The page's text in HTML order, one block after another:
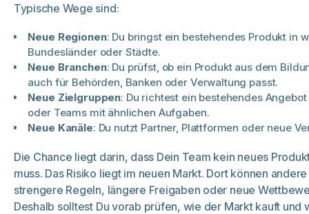
Typische Wege sind:
Neue Regionen: Du bringst ein bestehendes Produkt in
Bundesländer oder Städte.
Neue Branchen: Du prüfst, ob ein Produkt aus dem
auch für Behörden, Banken oder Verwaltung passt.
Neue Zielgruppen: Du richtest ein bestehendes
oder Teams mit ähnlichen Aufgaben.
Neue Kanäle: Du nutzt Partner, Plattformen oder neue
Die Chance liegt darin, dass Dein Team kein neues
muss. Das Risiko liegt im neuen Markt. Dort können
strengere Regeln, längere Freigaben oder neue
Deshalb solltest Du vorab prüfen, wie der Markt kauft und